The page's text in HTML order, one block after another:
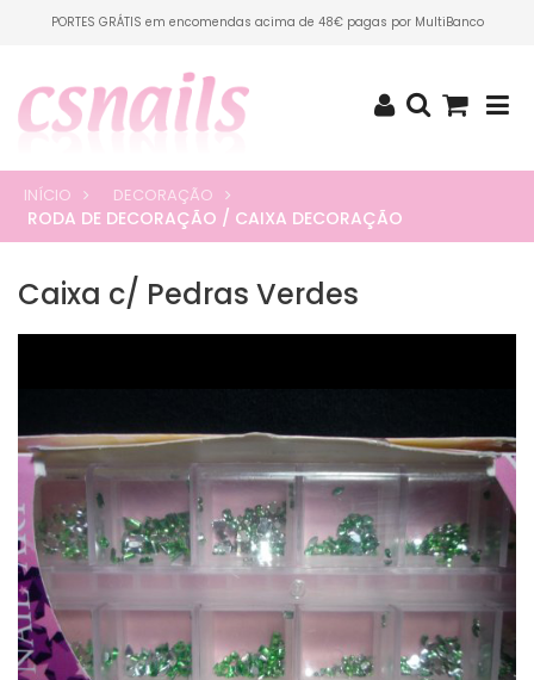
PORTES GRÁTIS em encomendas acima de 48€ pagas por MultiBanco
INÍCIO DECORAÇÃO
RODA DE DECORAÇÃO / CAIXA DECORAÇÃO
Caixa c/ Pedras Verdes